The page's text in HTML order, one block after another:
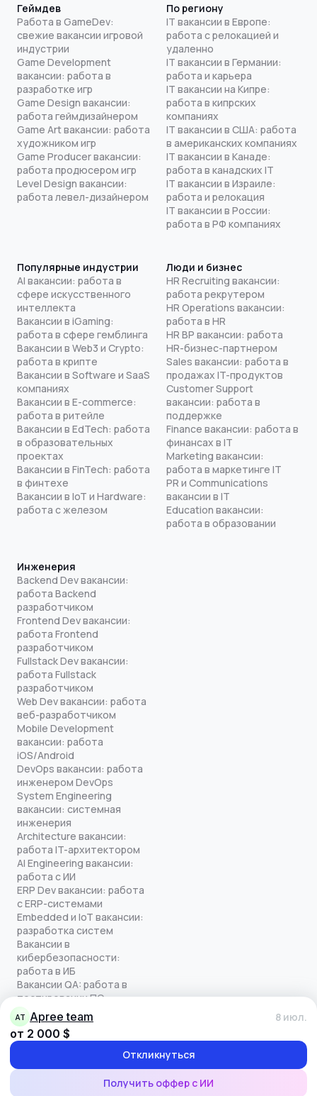
AT Apree team 8 июл.
от 2 000 $
Откликнуться
Получить оффер с ИИ
Геймдев
Работа в GameDev:
свежие вакансии игровой
индустрии
Game Development
вакансии: работа в
разработке игр
Game Design вакансии:
работа геймдизайнером
Game Art вакансии: работа
художником игр
Game Producer вакансии:
работа продюсером игр
Level Design вакансии:
работа левел-дизайнером
По региону
IT вакансии в Европе:
работа с релокацией и
удаленно
IT вакансии в Германии:
работа и карьера
IT вакансии на Кипре:
работа в кипрских
компаниях
IT вакансии в США: работа
в американских компаниях
IT вакансии в Канаде:
работа в канадских IT
IT вакансии в Израиле:
работа и релокация
IT вакансии в России:
работа в РФ компаниях
Популярные индустрии
AI вакансии: работа в
сфере искусственного
интеллекта
Вакансии в iGaming:
работа в сфере гемблинга
Вакансии в Web3 и Crypto:
работа в крипте
Вакансии в Software и SaaS
компаниях
Вакансии в E-commerce:
работа в ритейле
Вакансии в EdTech: работа
в образовательных
проектах
Вакансии в FinTech: работа
в финтехе
Вакансии в IoT и Hardware:
работа с железом
Люди и бизнес
HR Recruiting вакансии:
работа рекрутером
HR Operations вакансии:
работа в HR
HR BP вакансии: работа
HR-бизнес-партнером
Sales вакансии: работа в
продажах IT-продуктов
Customer Support
вакансии: работа в
поддержке
Finance вакансии: работа в
финансах в IT
Marketing вакансии:
работа в маркетинге IT
PR и Communications
вакансии в IT
Education вакансии:
работа в образовании
Инженерия
Backend Dev вакансии:
работа Backend
разработчиком
Frontend Dev вакансии:
работа Frontend
разработчиком
Fullstack Dev вакансии:
работа Fullstack
разработчиком
Web Dev вакансии: работа
веб-разработчиком
Mobile Development
вакансии: работа
iOS/Android
DevOps вакансии: работа
инженером DevOps
System Engineering
вакансии: системная
инженерия
Architecture вакансии:
работа IT-архитектором
AI Engineering вакансии:
работа с ИИ
ERP Dev вакансии: работа
с ERP-системами
Embedded и IoT вакансии:
разработка систем
Вакансии в
кибербезопасности:
работа в ИБ
Вакансии QA: работа в
тестировании ПО
Политика конфиденциальности
Обработка персональных данных